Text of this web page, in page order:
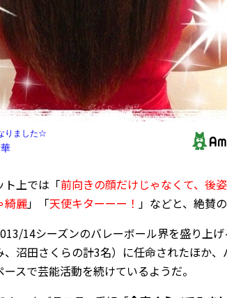
ト上では「前向きの顔だけじゃなくて、後
綺麗」「天使キターーー！ 」などと、絶賛
14シーズンのバレーボール界を盛り上げ
沼田さくらの計3名）に任命されたほか
スで芸能活動を続けているようだ。